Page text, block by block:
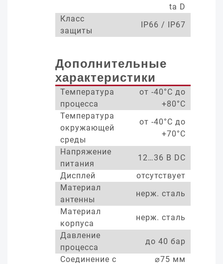
ta D
Класс
защиты
IP66 / IP67
Дополнительные
характеристики
Температура
процесса
от -40°С до
+80°С
Температура
окружающей
среды
от -40°С до
+70°С
Напряжение
питания
12…36 В DC
Дисплей
отсутствует
Материал
антенны
нерж. сталь
Материал
корпуса
нерж. сталь
Давление
процесса
до 40 бар
Соединение с
⌀75 мм